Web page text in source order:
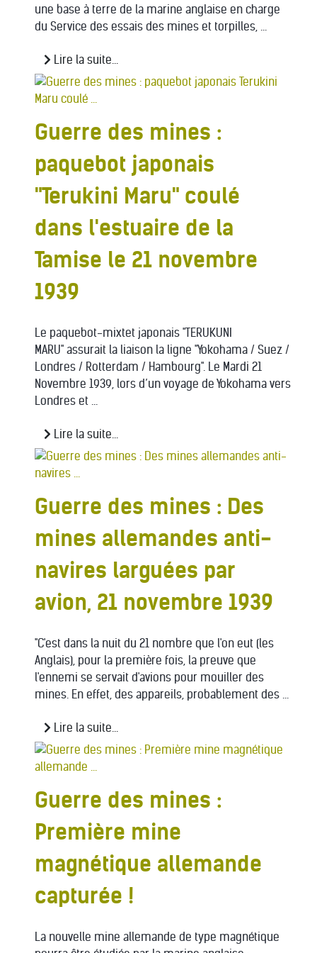
une base à terre de la marine anglaise en charge
du Service des essais des mines et torpilles, ...
Lire la suite...
Guerre des mines :
paquebot japonais
"Terukini Maru" coulé
dans l'estuaire de la
Tamise le 21 novembre
1939
Le paquebot-mixtet japonais "TERUKUNI
MARU" assurait la liaison la ligne "Yokohama / Suez /
Londres / Rotterdam / Hambourg". Le Mardi 21
Novembre 1939, lors d’un voyage de Yokohama vers
Londres et ...
Lire la suite...
Guerre des mines : Des
mines allemandes anti-
navires larguées par
avion, 21 novembre 1939
"C'est dans la nuit du 21 nombre que l'on eut (les
Anglais), pour la première fois, la preuve que
l'ennemi se servait d'avions pour mouiller des
mines. En effet, des appareils, probablement des ...
Lire la suite...
Guerre des mines :
Première mine
magnétique allemande
capturée !
La nouvelle mine allemande de type magnétique